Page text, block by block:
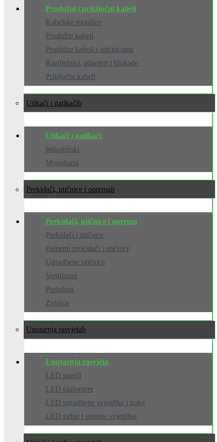
Produžni i priključni kabeli
Kabelske motalice
Produžni kabeli
Produžni kabeli s utičnicama
Razdjelnici, adapteri i blokade
Priključni kabeli
Utikači i natikači
Utikači i natikači
Industrijski
Monofazni
Prekidači, utičnice i oprema
Prekidači, utičnice i oprema
Prekidači i utičnice
Pametni prekidači i utičnice
Ugradbene utičnice
Ventilatori
Portafoni
Zvonca
Unutarnja rasvjeta
Unutarnja rasvjeta
LED paneli
LED plafonjere
LED ugradbene svjetiljke i trake
LED zidne i stropne svjetiljke